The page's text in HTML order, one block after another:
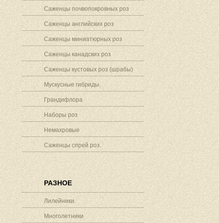
Саженцы почвопокровных роз
Саженцы английских роз
Саженцы миниатюрных роз
Саженцы канадских роз
Саженцы кустовых роз (шрабы)
Мускусные гибриды.
Грандифлора
Наборы роз
Немахровые
Саженцы спрей роз.
РАЗНОЕ
Лилейники.
Многолетники